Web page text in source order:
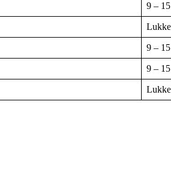
9 – 15
9 – 15
9 – 15